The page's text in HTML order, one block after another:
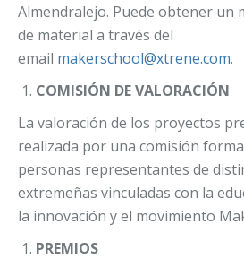
Almendralejo. Puede obtener un
de material a través del
email makerschool@xtrene.com.
COMISIÓN DE VALORACIÓN
La valoración de los proyectos
realizada por una comisión
personas representantes de
extremeñas vinculadas con la
la innovación y el movimiento
PREMIOS